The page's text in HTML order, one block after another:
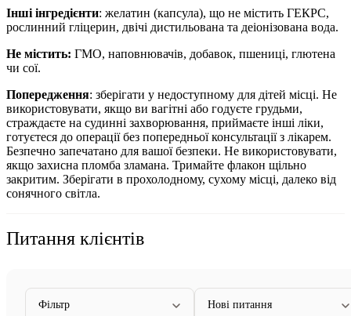
Інші інгредієнти: желатин (капсула), що не містить ГЕКРС,
рослинний гліцерин, двічі дистильована та деіонізована вода.
Не містить: ГМО, наповнювачів, добавок, пшениці, глютена
чи сої.
Попередження: зберігати у недоступному для дітей місці. Не
використовувати, якщо ви вагітні або годуєте грудьми,
страждаєте на судинні захворювання, приймаєте інші ліки,
готуєтеся до операції без попередньої консультації з лікарем.
Безпечно запечатано для вашої безпеки. Не використовувати,
якщо захисна пломба зламана. Тримайте флакон щільно
закритим. Зберігати в прохолодному, сухому місці, далеко від
сонячного світла.
Питання клієнтів
Фільтр Нові питання